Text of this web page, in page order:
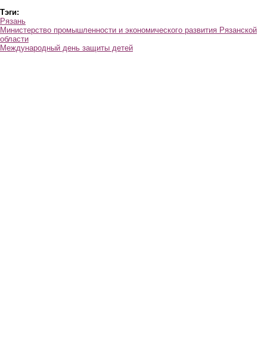
Тэги:
Рязань
Министерство промышленности и экономического развития Рязанской
области
Международный день защиты детей